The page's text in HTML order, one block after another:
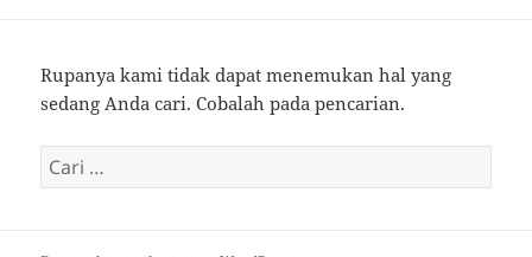
Rupanya kami tidak dapat menemukan hal yang
sedang Anda cari. Cobalah pada pencarian.
Cari
untuk: